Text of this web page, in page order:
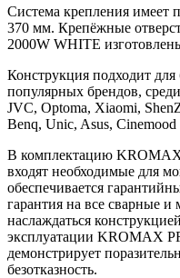
Система крепления имеет
370 мм. Крепёжные
2000W WHITE
Конструкция подходит
популярных брендов,
JVC, Optoma, Xiaomi,
Benq, Unic, Asus, Cinemood
В комплектацию
входят необходимые для
обеспечивается
гарантия на все сварные и
наслаждаться
эксплуатации KROMAX
демонстрирует
безотказность.